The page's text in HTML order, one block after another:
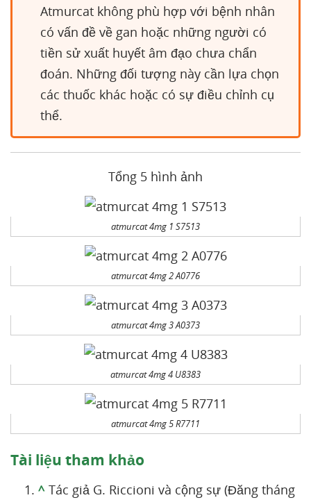
Atmurcat không phù hợp với bệnh nhân
có vấn đề về gan hoặc những người có
tiền sử xuất huyết âm đạo chưa chẩn
đoán. Những đối tượng này cần lựa chọn
các thuốc khác hoặc có sự điều chỉnh cụ
thể.
Tổng 5 hình ảnh
atmurcat 4mg 1 S7513
atmurcat 4mg 2 A0776
atmurcat 4mg 3 A0373
atmurcat 4mg 4 U8383
atmurcat 4mg 5 R7711
Tài liệu tham khảo
^ Tác giả G. Riccioni và cộng sự (Đăng tháng